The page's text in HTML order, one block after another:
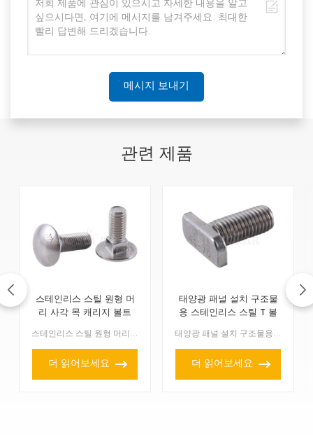
메시지 보내기
관련 제품
스테인리스 스틸 원형 머
리 사각 목 캐리지 볼트
스테인리스 스틸 원형 머리 사각 목 캐리지 볼트는 특수한 유형의 체결 부품으로, 태양광 발전 시스템, 건설 현장, 가구 조립 등 매우 견고한 연결이 필요한 모든 곳에서 찾아볼 수 ...
더 읽어보세요
태양광 패널 설치 구조물
용 스테인리스 스틸 T 볼
태양광 패널 설치 구조물용 스테인리스 스틸 T 볼트는 태양광 패널 설치에 특화된 강력하고 다용도적인 체결 부품입니다. 옥상형 및 지상형 태양광 시스템 모두에서 태양광 모듈, 레일 ...
더 읽어보세요